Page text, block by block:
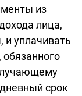
из
лица,
и уплачивать
обязанного
срок